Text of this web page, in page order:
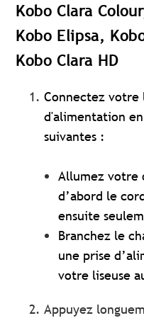
Kobo Clara
Kobo Elipsa,
Kobo Clara HD
Connectez votre
d'alimentation
suivantes :
Allumez votre
d’abord le
ensuite
Branchez le
une prise
votre liseuse
Appuyez